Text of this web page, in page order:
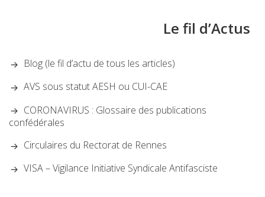
Le fil d’Actus
Blog (le fil d’actu de tous les articles)
AVS sous statut AESH ou CUI-CAE
CORONAVIRUS : Glossaire des publications
confédérales
Circulaires du Rectorat de Rennes
VISA – Vigilance Initiative Syndicale Antifasciste